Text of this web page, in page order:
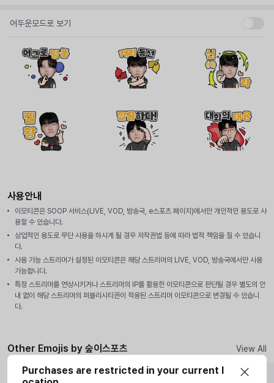
어두운모드로 보기
사용안내
이모티콘은 SOOP 서비스(LIVE, VOD, 방송국, e스포츠 페이지)에서만 개인적인 용도로 사
용할 수 있습니다.
상업적인 용도로 무단 사용을 하시게 될 경우 저작권법 등에 따라 법적 책임을 질 수 있습니
다.
사용 가능 스트리머가 설정된 이모티콘은 해당 스트리머의 LIVE, VOD, 방송국에서만 사용
가능합니다.
특정 스트리머를 연상시키거나 스트리머의 IP를 활용한 이모티콘으로 판단될 경우 별도의 안
내 없이 해당 스트리머의 퍼블리시티권이 적용된 스트리머 이모티콘으로 변경될 수 있습니
다.
Other Emojis by 숲이스포츠 View All
Streamer Streamer Streamer
Purchases are restricted in your current l